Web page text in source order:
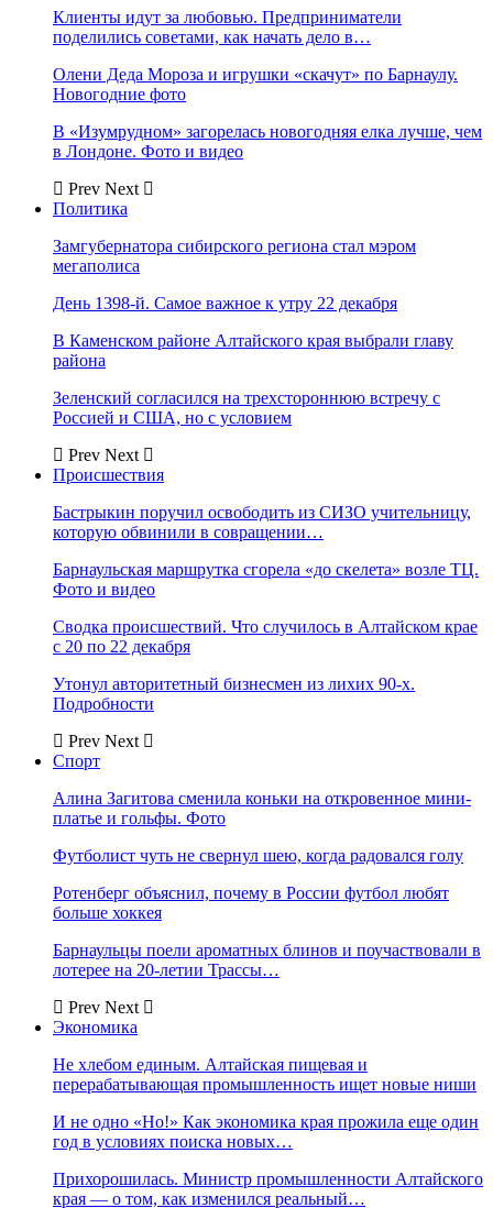
Клиенты идут за любовью. Предприниматели
поделились советами, как начать дело в…
Олени Деда Мороза и игрушки «скачут» по Барнаулу.
Новогодние фото
В «Изумрудном» загорелась новогодняя елка лучше, чем
в Лондоне. Фото и видео
Prev Next
Политика
Замгубернатора сибирского региона стал мэром
мегаполиса
День 1398-й. Самое важное к утру 22 декабря
В Каменском районе Алтайского края выбрали главу
района
Зеленский согласился на трехстороннюю встречу с
Россией и США, но с условием
Prev Next
Происшествия
Бастрыкин поручил освободить из СИЗО учительницу,
которую обвинили в совращении…
Барнаульская маршрутка сгорела «до скелета» возле ТЦ.
Фото и видео
Сводка происшествий. Что случилось в Алтайском крае
с 20 по 22 декабря
Утонул авторитетный бизнесмен из лихих 90-х.
Подробности
Prev Next
Спорт
Алина Загитова сменила коньки на откровенное мини-
платье и гольфы. Фото
Футболист чуть не свернул шею, когда радовался голу
Ротенберг объяснил, почему в России футбол любят
больше хоккея
Барнаульцы поели ароматных блинов и поучаствовали в
лотерее на 20-летии Трассы…
Prev Next
Экономика
Не хлебом единым. Алтайская пищевая и
перерабатывающая промышленность ищет новые ниши
И не одно «Но!» Как экономика края прожила еще один
год в условиях поиска новых…
Прихорошилась. Министр промышленности Алтайского
края — о том, как изменился реальный…